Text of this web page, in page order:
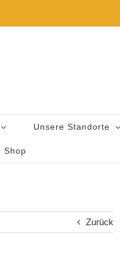
Unsere Standorte
Shop
Zurück